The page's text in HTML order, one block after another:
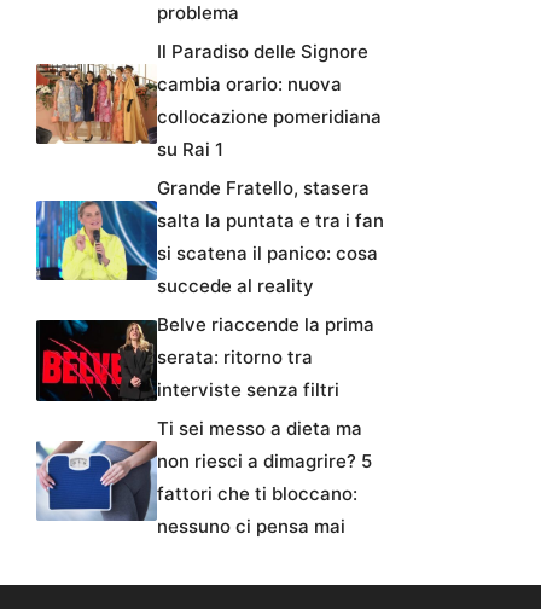
problema
Il Paradiso delle Signore
cambia orario: nuova
collocazione pomeridiana
su Rai 1
Grande Fratello, stasera
salta la puntata e tra i fan
si scatena il panico: cosa
succede al reality
Belve riaccende la prima
serata: ritorno tra
interviste senza filtri
Ti sei messo a dieta ma
non riesci a dimagrire? 5
fattori che ti bloccano:
nessuno ci pensa mai